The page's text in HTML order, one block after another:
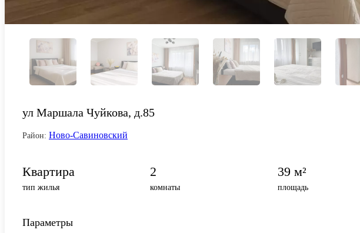
ул Маршала Чуйкова, д.85
Район: Ново-Савиновский
Квартира
тип жилья
2
комнаты
39 м²
площадь
Параметры